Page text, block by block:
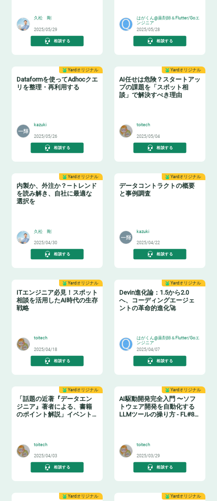
久松 剛
2025/05/29
相談する
はがくん@薬剤師＆Flutter/Goエ
ンジニア
2025/05/28
相談する
Yardオリジナル
Dataformを使ってAdhocクエ
リを整理・再利用する
kazuki
2025/05/26
相談する
Yardオリジナル
AI任せは危険？スタートアッ
プの課題を「スポット相
談」で解決すべき理由
toitech
2025/05/04
相談する
Yardオリジナル
内製か、外注か？—トレンド
を読み解き、自社に最適な
選択を
久松 剛
2025/04/30
相談する
Yardオリジナル
データコントラクトの概要
と事例調査
kazuki
2025/04/22
相談する
Yardオリジナル
ITエンジニア必見！スポット
相談を活用したAI時代の生存
戦略
toitech
2025/04/18
相談する
Yardオリジナル
Devin進化論：1.5から2.0
へ、コーディングエージェ
ントの革命的進化🚀
はがくん@薬剤師＆Flutter/Goエ
ンジニア
2025/04/07
相談する
Yardオリジナル
「話題の近著『データエン
ジニア』著者による、書籍
のポイント解説」イベント
toitech
2025/04/03
相談する
Yardオリジナル
AI駆動開発完全入門 〜ソフ
トウェア開発を自動化する
LLMツールの操り方 - FL#87
toitech
2025/03/29
相談する
Yardオリジナル Yardオリジナル